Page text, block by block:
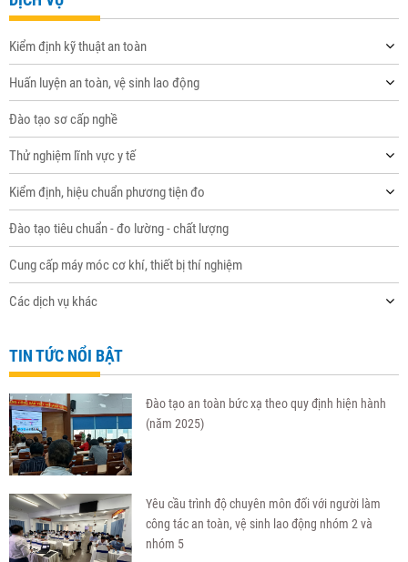
Kiểm định kỹ thuật an toàn
Huấn luyện an toàn, vệ sinh lao động
Đào tạo sơ cấp nghề
Thử nghiệm lĩnh vực y tế
Kiểm định, hiệu chuẩn phương tiện đo
Đào tạo tiêu chuẩn - đo lường - chất lượng
Cung cấp máy móc cơ khí, thiết bị thí nghiệm
Các dịch vụ khác
TIN TỨC NỔI BẬT
Đào tạo an toàn bức xạ theo quy định hiện hành
(năm 2025)
Yêu cầu trình độ chuyên môn đối với người làm
công tác an toàn, vệ sinh lao động nhóm 2 và
nhóm 5